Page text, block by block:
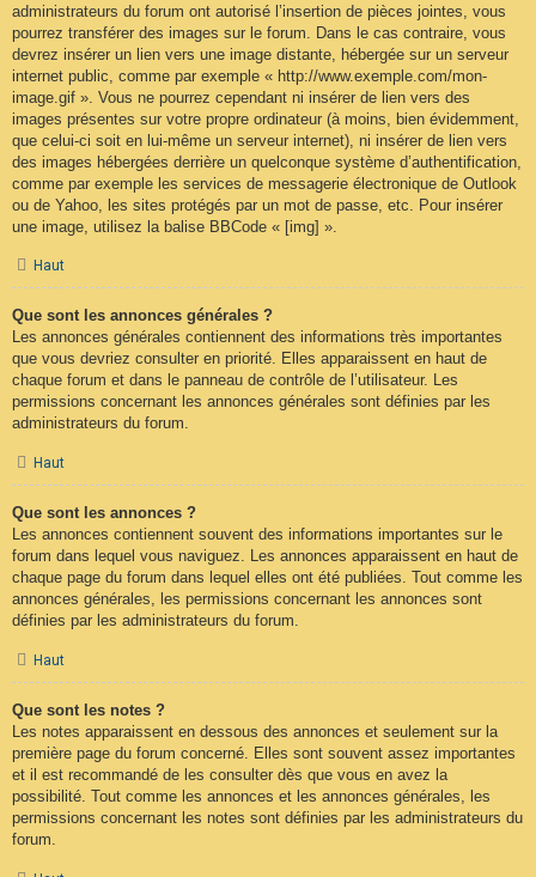
administrateurs du forum ont autorisé l’insertion de pièces jointes, vous
pourrez transférer des images sur le forum. Dans le cas contraire, vous
devrez insérer un lien vers une image distante, hébergée sur un serveur
internet public, comme par exemple « http://www.exemple.com/mon-
image.gif ». Vous ne pourrez cependant ni insérer de lien vers des
images présentes sur votre propre ordinateur (à moins, bien évidemment,
que celui-ci soit en lui-même un serveur internet), ni insérer de lien vers
des images hébergées derrière un quelconque système d’authentification,
comme par exemple les services de messagerie électronique de Outlook
ou de Yahoo, les sites protégés par un mot de passe, etc. Pour insérer
une image, utilisez la balise BBCode « [img] ».
Haut
Que sont les annonces générales ?
Les annonces générales contiennent des informations très importantes
que vous devriez consulter en priorité. Elles apparaissent en haut de
chaque forum et dans le panneau de contrôle de l’utilisateur. Les
permissions concernant les annonces générales sont définies par les
administrateurs du forum.
Haut
Que sont les annonces ?
Les annonces contiennent souvent des informations importantes sur le
forum dans lequel vous naviguez. Les annonces apparaissent en haut de
chaque page du forum dans lequel elles ont été publiées. Tout comme les
annonces générales, les permissions concernant les annonces sont
définies par les administrateurs du forum.
Haut
Que sont les notes ?
Les notes apparaissent en dessous des annonces et seulement sur la
première page du forum concerné. Elles sont souvent assez importantes
et il est recommandé de les consulter dès que vous en avez la
possibilité. Tout comme les annonces et les annonces générales, les
permissions concernant les notes sont définies par les administrateurs du
forum.